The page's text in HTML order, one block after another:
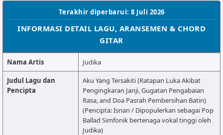
RELIGI RAMADHAN
NISA SABYAN
Terakhir diperbarui: 8 Juli 2026
INFORMASI DETAIL LAGU, ARANSEMEN & CHORD
GITAR
Nama Artis Judika
Judul Lagu dan
Pencipta
Aku Yang Tersakiti (Ratapan Luka Akibat
Pengingkaran Janji, Gugatan Pengabaian
Rasa, and Doa Pasrah Pembersihan Batin)
(Pencipta: Isnan / Dipopulerkan sebagai Pop
Ballad Simfonik bertenaga vokal tinggi oleh
Judika)